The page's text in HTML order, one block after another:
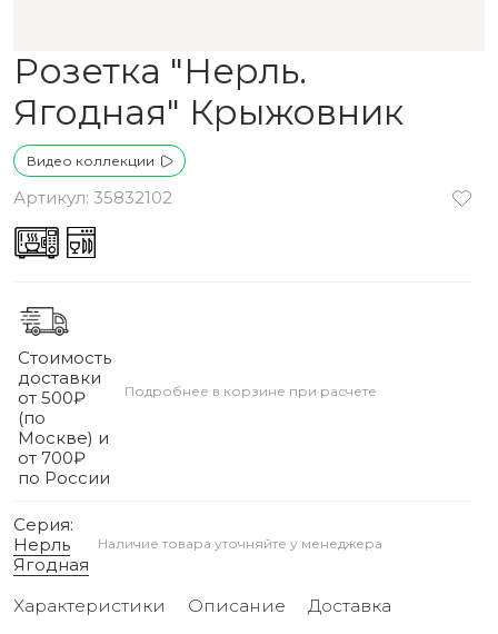
Розетка "Нерль.
Ягодная" Крыжовник
Видео коллекции
Артикул: 35832102
Стоимость
доставки
от 500₽
(по
Москве) и
от 700₽
по России
Подробнее в корзине при расчете
Серия:
Нерль
Ягодная
Наличие товара уточняйте у менеджера
Характеристики Описание Доставка